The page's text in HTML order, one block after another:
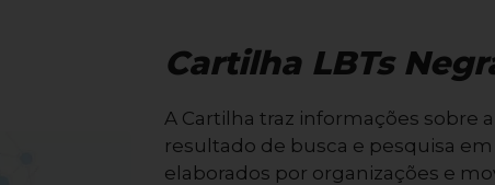
Cartilha LBTs
A Cartilha traz informações sobre
resultado de busca e pesquisa
elaborados por organizações e